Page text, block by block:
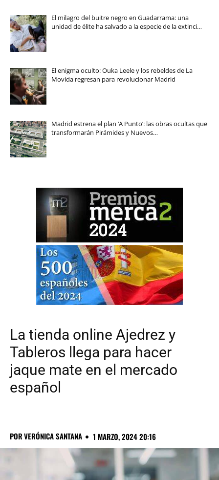
El milagro del buitre negro en Guadarrama: una
unidad de élite ha salvado a la especie de la extinci…
El enigma oculto: Ouka Leele y los rebeldes de La
Movida regresan para revolucionar Madrid
Madrid estrena el plan ‘A Punto’: las obras ocultas que
transformarán Pirámides y Nuevos…
La tienda online Ajedrez y
Tableros llega para hacer
jaque mate en el mercado
español
PORVERÓNICA SANTANA 1 MARZO, 2024 20:16